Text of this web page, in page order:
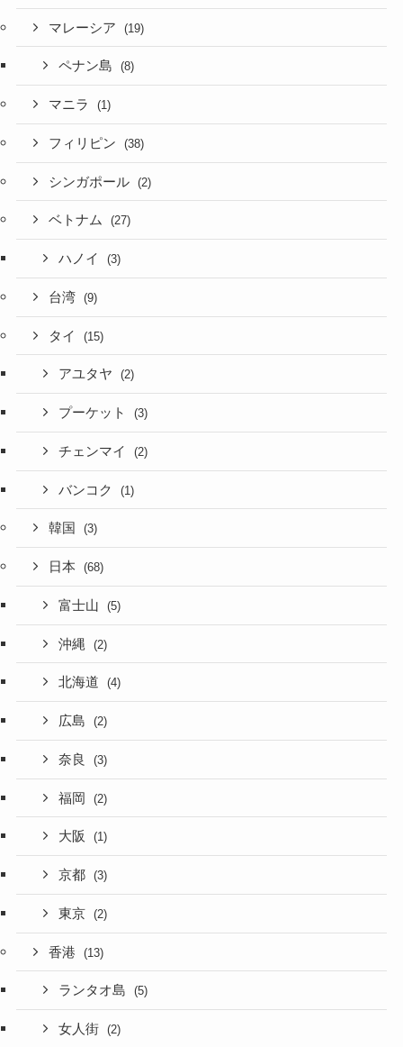
マレーシア (19)
ペナン島 (8)
マニラ (1)
フィリピン (38)
シンガポール (2)
ベトナム (27)
ハノイ (3)
台湾 (9)
タイ (15)
アユタヤ (2)
プーケット (3)
チェンマイ (2)
バンコク (1)
韓国 (3)
日本 (68)
富士山 (5)
沖縄 (2)
北海道 (4)
広島 (2)
奈良 (3)
福岡 (2)
大阪 (1)
京都 (3)
東京 (2)
香港 (13)
ランタオ島 (5)
女人街 (2)